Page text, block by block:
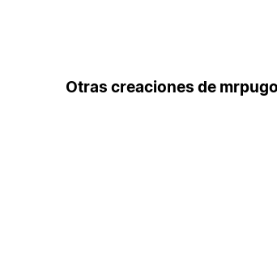
Otras creaciones de mrpugo